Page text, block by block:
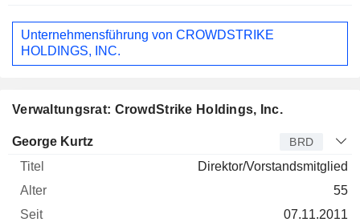
Unternehmensführung von CROWDSTRIKE
HOLDINGS, INC.
Verwaltungsrat: CrowdStrike Holdings, Inc.
Verwaltungsratsmitglied
George Kurtz BRD
Direktor/Vorstandsmitglied
55
07.11.2011